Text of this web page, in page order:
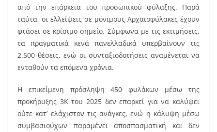
από την επάρκεια του προσωπικού φύλαξης. Παρά
ταύτα, οι ελλείψεις σε μόνιμους Αρχαιοφύλακες έχουν
φτάσει σε κρίσιμο σημείο. Σύμφωνα με τις εκτιμήσεις,
τα πραγματικά κενά πανελλαδικά υπερβαίνουν τις
2.500 θέσεις, ενώ οι συνταξιοδοτήσεις αναμένεται να
ενταθούν τα επόμενα χρόνια.
Η επικείμενη πρόσληψη 450 φυλάκων μέσω της
προκήρυξης 3Κ του 2025 δεν επαρκεί για να καλύψει
ούτε κατ’ ελάχιστον τις ανάγκες, ενώ η κάλυψη μέσω
συμβασιούχων παραμένει αποσπασματική και δεν